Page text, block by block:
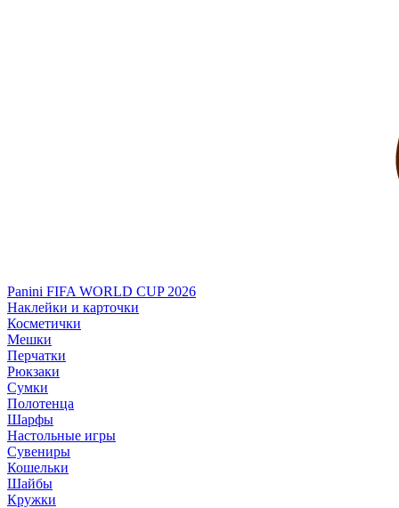
Panini FIFA WORLD CUP 2026
Наклейки и карточки
Косметички
Мешки
Перчатки
Рюкзаки
Сумки
Полотенца
Шарфы
Настольные игры
Сувениры
Кошельки
Шайбы
Кружки